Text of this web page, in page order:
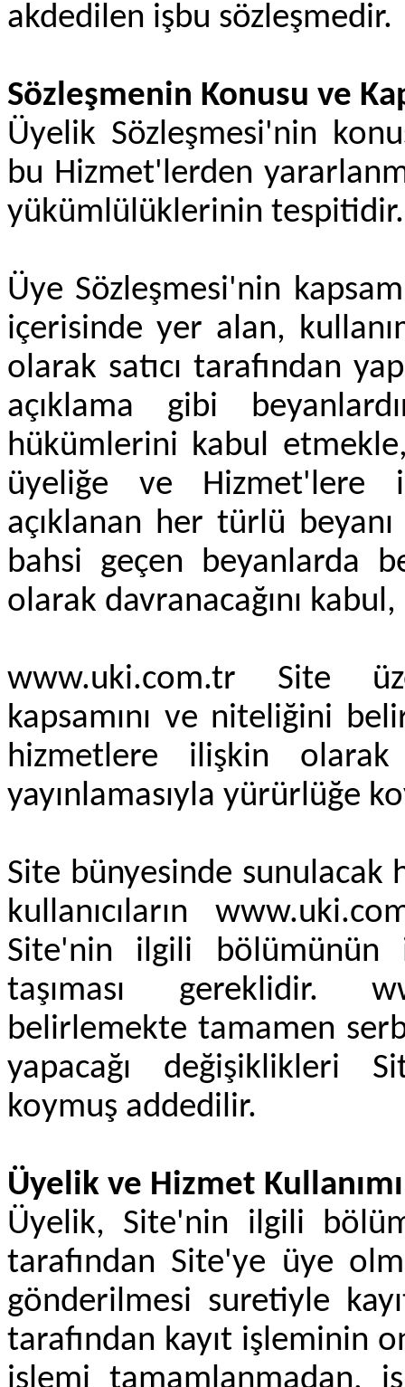
akdedilen işbu sözleşmedir.
Sözleşmenin Konusu ve
Üyelik Sözleşmesi'nin
bu Hizmet'lerden
yükümlülüklerinin tespitidir.
Üye Sözleşmesi'nin
içerisinde yer alan,
olarak satıcı tarafından
açıklama gibi
hükümlerini kabul
üyeliğe ve Hizmet'lere
açıklanan her türlü
bahsi geçen beyanlarda
olarak davranacağını
www.uki.com.tr Site
kapsamını ve niteliğini
hizmetlere ilişkin olarak
yayınlamasıyla yürürlüğe
Site bünyesinde
kullanıcıların
Site'nin ilgili bölümünün
taşıması gereklidir.
belirlemekte tamamen
yapacağı değişiklikleri
koymuş addedilir.
Üyelik ve Hizmet
Üyelik, Site'nin ilgili
tarafından Site'ye üye
gönderilmesi suretiyle
tarafından kayıt işleminin